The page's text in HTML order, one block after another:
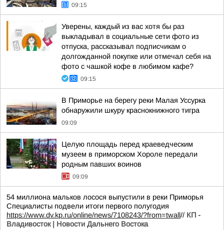
09:15
Уверены, каждый из вас хотя бы раз
выкладывал в социальные сети фото из
отпуска, рассказывал подписчикам о
долгожданной покупке или отмечал себя на
фото с чашкой кофе в любимом кафе?
09:15
В Приморье на берегу реки Малая Уссурка
обнаружили шкуру краснокнижного тигра
09:09
Целую площадь перед краеведческим
музеем в приморском Хороле передали
родным павших воинов
09:09
54 миллиона мальков лосося выпустили в реки Приморья
Специалисты подвели итоги первого полугодия
https://www.dv.kp.ru/online/news/7108243/?from=twall// КП -
Владивосток | Новости Дальнего Востока